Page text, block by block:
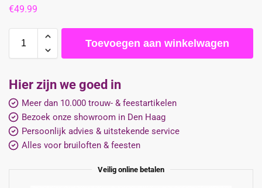
€49.99
Toevoegen aan winkelwagen
Hier zijn we goed in
Meer dan 10.000 trouw- & feestartikelen
Bezoek onze showroom in Den Haag
Persoonlijk advies & uitstekende service
Alles voor bruiloften & feesten
Veilig online betalen